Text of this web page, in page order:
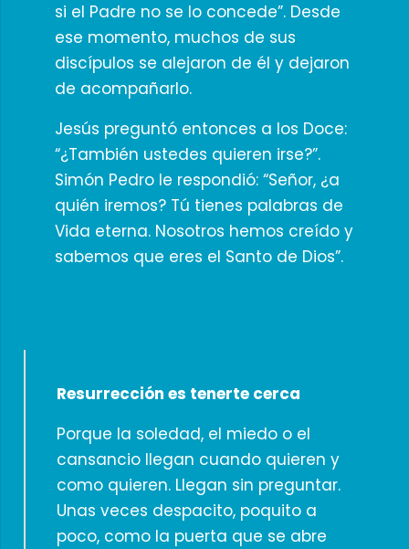
si el Padre no se lo concede”. Desde
ese momento, muchos de sus
discípulos se alejaron de él y dejaron
de acompañarlo.
Jesús preguntó entonces a los Doce:
“¿También ustedes quieren irse?”.
Simón Pedro le respondió: “Señor, ¿a
quién iremos? Tú tienes palabras de
Vida eterna. Nosotros hemos creído y
sabemos que eres el Santo de Dios”.
Resurrección es tenerte cerca
Porque la soledad, el miedo o el
cansancio llegan cuando quieren y
como quieren. Llegan sin preguntar.
Unas veces despacito, poquito a
poco, como la puerta que se abre